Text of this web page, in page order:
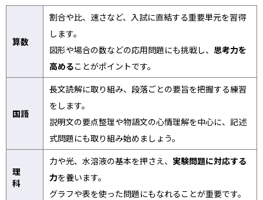
算数
割合や比、速さなど、入試に直結する重要単元を習得
します。
図形や場合の数などの応用問題にも挑戦し、 思考力を
高めることがポイントです。
国語
長文読解に取り組み、段落ごとの要旨を把握する練習
をします。
説明文の要点整理や物語文の心情理解を中心に、記述
式問題にも取り組み始めましょう。
理
科
力や光、水溶液の基本を押さえ、 実験問題に対応する
力を養います。
グラフや表を使った問題にもなれることが重要です。